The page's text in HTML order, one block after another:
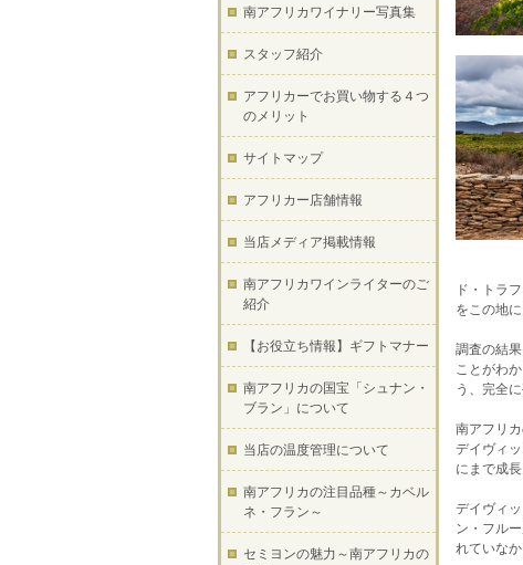
ド・トラ
をこの地
調査の結
ことがわ
う、完全
南アフリ
デイヴィ
にまで成
デイヴィ
ン・フル
れていな
南アフリカワイナリー写真集
スタッフ紹介
アフリカーでお買い物する４つ
のメリット
サイトマップ
アフリカー店舗情報
当店メディア掲載情報
南アフリカワインライターのご
紹介
【お役立ち情報】ギフトマナー
南アフリカの国宝「シュナン・
ブラン」について
当店の温度管理について
南アフリカの注目品種～カベル
ネ・フラン～
セミヨンの魅力～南アフリカの